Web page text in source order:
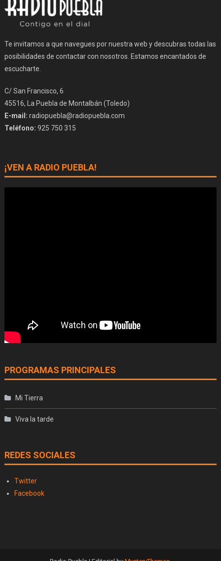
Te invitamos a que navegues por nuestra web y descubras todas las
posibilidades de contactar con nosotros. Estamos encantados de
escucharte.
C/ San Francisco, 6
45516, La Puebla de Montalbán (Toledo)
E-mail: radiopuebla@radiopuebla.com
Teléfono: 925 750 315
¡VEN A RADIO PUEBLA!
PROGRAMAS PRINCIPALES
Mi Tierra
Viva la tarde
REDES SOCIALES
Twitter
Facebook